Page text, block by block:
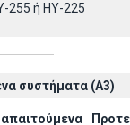
255 ή HY-225
συστήματα (A3)